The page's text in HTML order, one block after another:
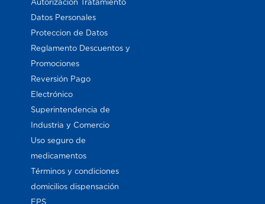
Autorización Tratamiento
Datos Personales
Proteccion de Datos
Reglamento Descuentos y
Promociones
Reversión Pago
Electrónico
Superintendencia de
Industria y Comercio
Uso seguro de
medicamentos
Términos y condiciones
domicilios dispensación
EPS